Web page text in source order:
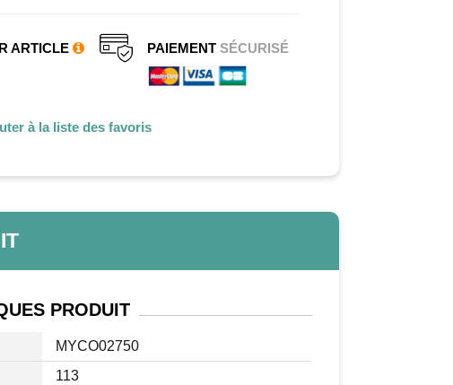
ARTICLE PAIEMENTSÉCURISÉ
à la liste des favoris
PRODUIT
MYCO02750
113